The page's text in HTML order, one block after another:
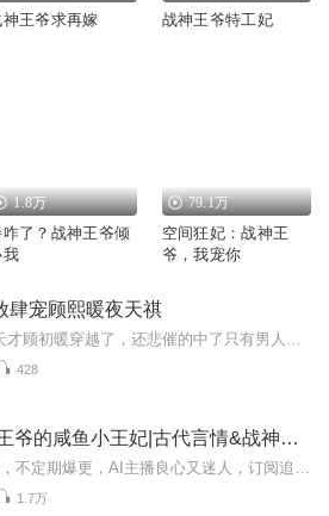
神王爷求再嫁 战神王爷特工妃
1.8万
咋了？战神王爷倾
我
79.1万
空间狂妃：战神王
爷，我宠你
肆宠顾熙暖夜天祺
428
免费|战神王爷的咸鱼小王妃|古代言情&战神&王妃
1.7万